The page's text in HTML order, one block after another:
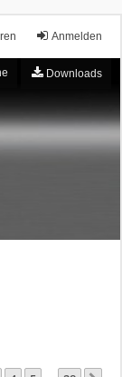
Anmelden
Downloads